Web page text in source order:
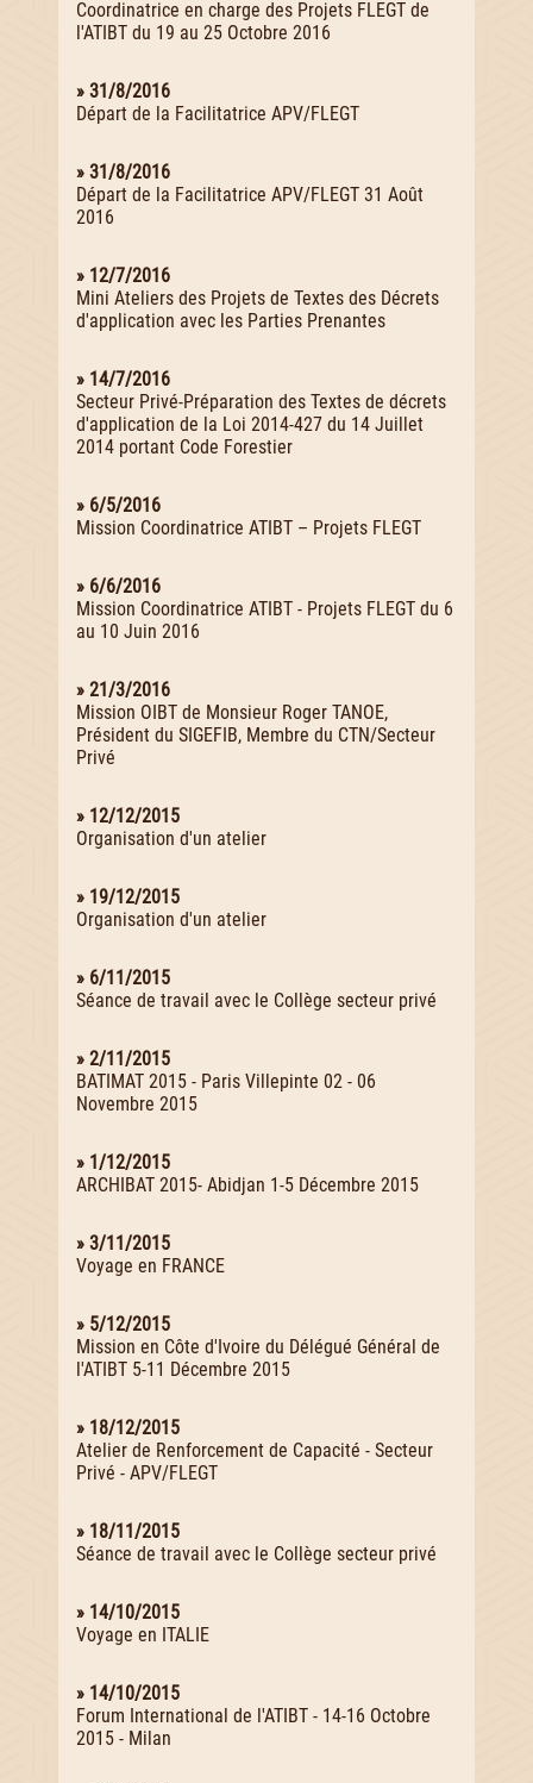
Coordinatrice en charge des Projets FLEGT de
l'ATIBT du 19 au 25 Octobre 2016
» 31/8/2016
Départ de la Facilitatrice APV/FLEGT
» 31/8/2016
Départ de la Facilitatrice APV/FLEGT 31 Août
2016
» 12/7/2016
Mini Ateliers des Projets de Textes des Décrets
d'application avec les Parties Prenantes
» 14/7/2016
Secteur Privé-Préparation des Textes de décrets
d'application de la Loi 2014-427 du 14 Juillet
2014 portant Code Forestier
» 6/5/2016
Mission Coordinatrice ATIBT – Projets FLEGT
» 6/6/2016
Mission Coordinatrice ATIBT - Projets FLEGT du 6
au 10 Juin 2016
» 21/3/2016
Mission OIBT de Monsieur Roger TANOE,
Président du SIGEFIB, Membre du CTN/Secteur
Privé
» 12/12/2015
Organisation d'un atelier
» 19/12/2015
Organisation d'un atelier
» 6/11/2015
Séance de travail avec le Collège secteur privé
» 2/11/2015
BATIMAT 2015 - Paris Villepinte 02 - 06
Novembre 2015
» 1/12/2015
ARCHIBAT 2015- Abidjan 1-5 Décembre 2015
» 3/11/2015
Voyage en FRANCE
» 5/12/2015
Mission en Côte d'Ivoire du Délégué Général de
l'ATIBT 5-11 Décembre 2015
» 18/12/2015
Atelier de Renforcement de Capacité - Secteur
Privé - APV/FLEGT
» 18/11/2015
Séance de travail avec le Collège secteur privé
» 14/10/2015
Voyage en ITALIE
» 14/10/2015
Forum International de l'ATIBT - 14-16 Octobre
2015 - Milan